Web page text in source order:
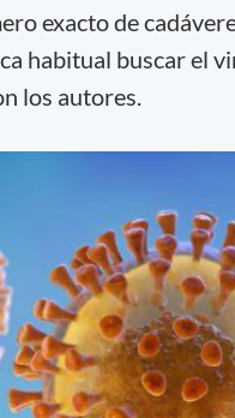
exacto de
habitual buscar el
los autores.